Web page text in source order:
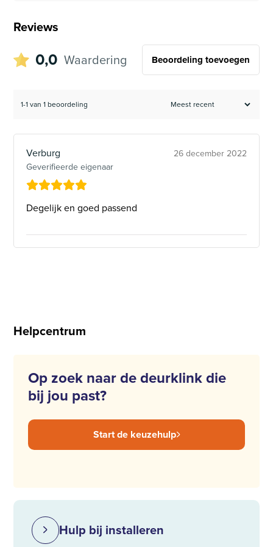
Reviews
0,0 Waardering Beoordeling toevoegen
1-1 van 1 beoordeling
Verburg
Geverifieerde eigenaar
26 december 2022
Degelijk en goed passend
Helpcentrum
Op zoek naar de deurklink die
bij jou past?
Start de keuzehulp
Hulp bij installeren